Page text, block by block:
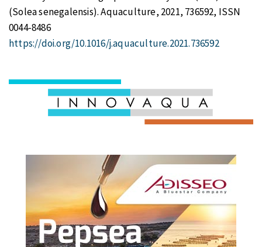
(Solea senegalensis). Aquaculture, 2021, 736592, ISSN
0044-8486
https://doi.org/10.1016/j.aquaculture.2021.736592